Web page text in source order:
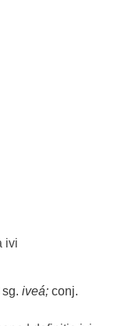
ivi
iveá;conj.